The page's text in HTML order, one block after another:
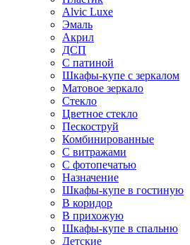
Alvic Luxe
Эмаль
Акрил
ДСП
С патиной
Шкафы-купе с зеркалом
Матовое зеркало
Стекло
Цветное стекло
Пескоструй
Комбинированные
С витражами
С фотопечатью
Назначение
Шкафы-купе в гостиную
В коридор
В прихожую
Шкафы-купе в спальню
Детские